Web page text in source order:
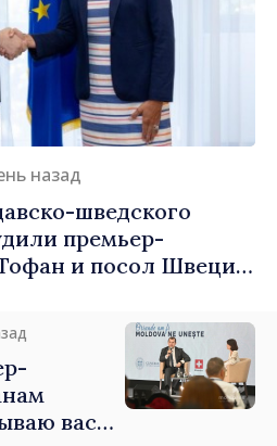
назад
шведского
премьер-
вас